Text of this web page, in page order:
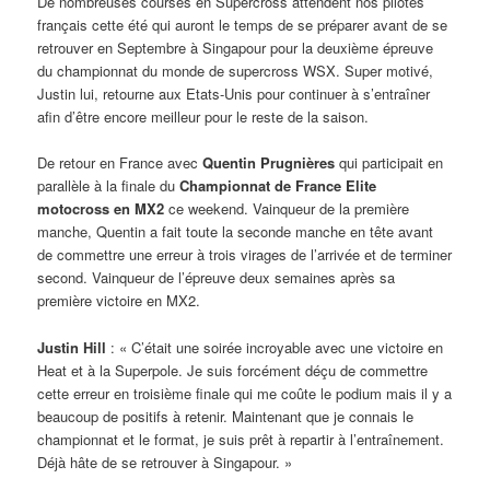
français cette été qui auront le temps de se préparer avant de se
retrouver en Septembre à Singapour pour la deuxième épreuve
du championnat du monde de supercross WSX. Super motivé,
Justin lui, retourne aux Etats-Unis pour continuer à s’entraîner
afin d’être encore meilleur pour le reste de la saison.
De retour en France avecQuentin Prugnières qui participait en
parallèle à la finale duChampionnat de France Elite
motocross en MX2 ce weekend. Vainqueur de la première
manche, Quentin a fait toute la seconde manche en tête avant
de commettre une erreur à trois virages de l’arrivée et de terminer
second. Vainqueur de l’épreuve deux semaines après sa
première victoire en MX2.
Justin Hill : « C’était une soirée incroyable avec une victoire en
Heat et à la Superpole. Je suis forcément déçu de commettre
cette erreur en troisième finale qui me coûte le podium mais il y a
beaucoup de positifs à retenir. Maintenant que je connais le
championnat et le format, je suis prêt à repartir à l’entraînement.
Déjà hâte de se retrouver à Singapour. »